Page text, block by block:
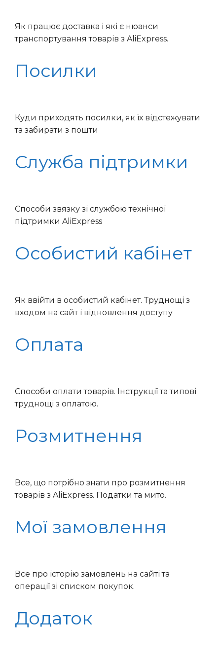
Як працює доставка і які є нюанси
транспортування товарів з AliExpress.
Посилки
Куди приходять посилки, як їх відстежувати
та забирати з пошти
Служба підтримки
Способи звязку зі службою технічної
підтримки AliExpress
Особистий кабінет
Як ввійти в особистий кабінет. Труднощі з
входом на сайт і відновлення доступу
Оплата
Способи оплати товарів. Інструкції та типові
труднощі з оплатою.
Розмитнення
Все, що потрібно знати про розмитнення
товарів з AliExpress. Податки та мито.
Мої замовлення
Все про історію замовлень на сайті та
операції зі списком покупок.
Додаток